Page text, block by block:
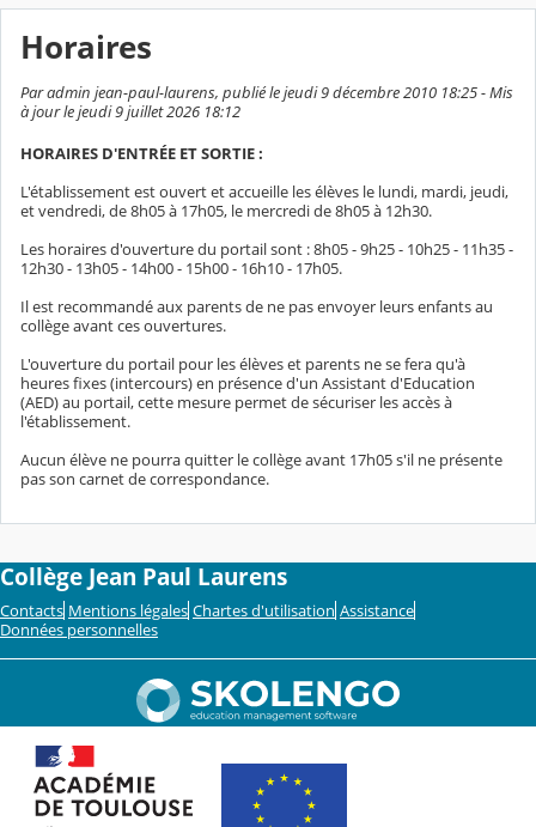
Horaires
Par admin jean-paul-laurens, publié le jeudi 9 décembre 2010 18:25 - Mis
à jour le jeudi 9 juillet 2026 18:12
HORAIRES D'ENTRÉE ET SORTIE :
L'établissement est ouvert et accueille les élèves le lundi, mardi, jeudi,
et vendredi, de 8h05 à 17h05, le mercredi de 8h05 à 12h30.
Les horaires d'ouverture du portail sont : 8h05 - 9h25 - 10h25 - 11h35 -
12h30 - 13h05 - 14h00 - 15h00 - 16h10 - 17h05.
Il est recommandé aux parents de ne pas envoyer leurs enfants au
collège avant ces ouvertures.
L'ouverture du portail pour les élèves et parents ne se fera qu'à
heures fixes (intercours) en présence d'un Assistant d'Education
(AED) au portail, cette mesure permet de sécuriser les accès à
l'établissement.
Aucun élève ne pourra quitter le collège avant 17h05 s'il ne présente
pas son carnet de correspondance.
Collège Jean Paul Laurens
Contacts Mentions légales Chartes d'utilisation Assistance
Données personnelles